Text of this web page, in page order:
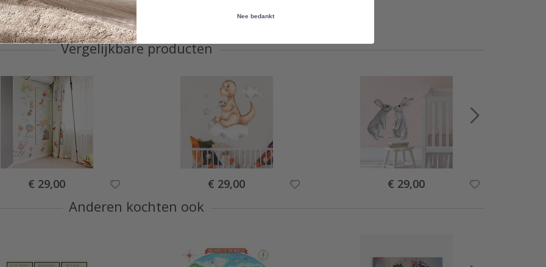
Tag die van jou met #namly_design
Vergelijkbare producten
Special
Price
€ 29,00 Special
Price
€ 29,00 Special
Price
€ 29,00
Anderen kochten ook
Nee bedankt